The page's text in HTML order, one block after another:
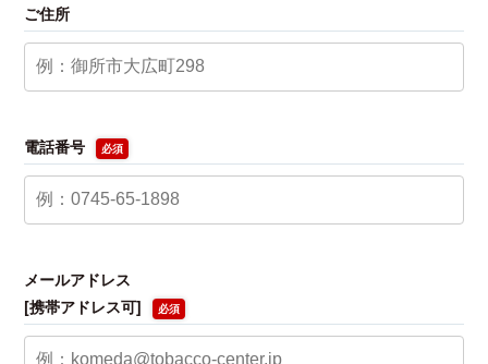
ご住所
電話番号 必須
メールアドレス
[携帯アドレス可]
必須